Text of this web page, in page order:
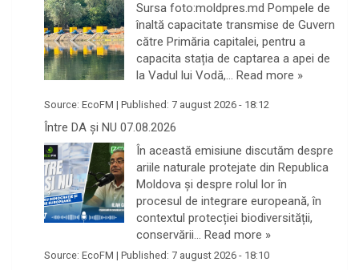
Sursa foto:moldpres.md Pompele de
înaltă capacitate transmise de Guvern
către Primăria capitalei, pentru a
capacita stația de captarea a apei de
la Vadul lui Vodă,… Read more »
Source: EcoFM | Published: 7 august 2026 - 18:12
Între DA și NU 07.08.2026
În această emisiune discutăm despre
ariile naturale protejate din Republica
Moldova și despre rolul lor în
procesul de integrare europeană, în
contextul protecției biodiversității,
conservării… Read more »
Source: EcoFM | Published: 7 august 2026 - 18:10